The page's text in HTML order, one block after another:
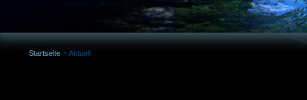
Startseite > Aktuell